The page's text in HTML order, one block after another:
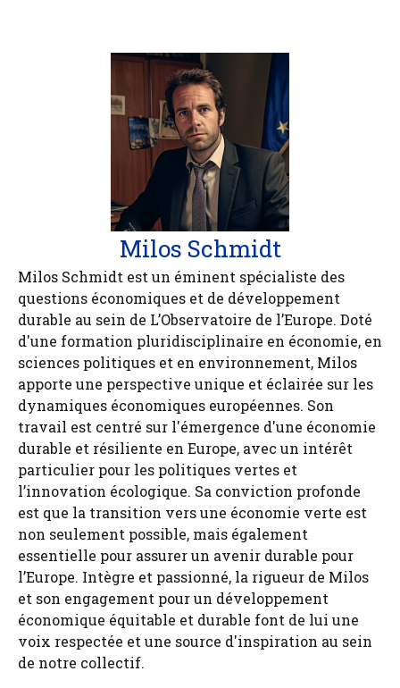
Milos Schmidt
Milos Schmidt est un éminent spécialiste des
questions économiques et de développement
durable au sein de L’Observatoire de l’Europe. Doté
d'une formation pluridisciplinaire en économie, en
sciences politiques et en environnement, Milos
apporte une perspective unique et éclairée sur les
dynamiques économiques européennes. Son
travail est centré sur l'émergence d'une économie
durable et résiliente en Europe, avec un intérêt
particulier pour les politiques vertes et
l’innovation écologique. Sa conviction profonde
est que la transition vers une économie verte est
non seulement possible, mais également
essentielle pour assurer un avenir durable pour
l’Europe. Intègre et passionné, la rigueur de Milos
et son engagement pour un développement
économique équitable et durable font de lui une
voix respectée et une source d'inspiration au sein
de notre collectif.